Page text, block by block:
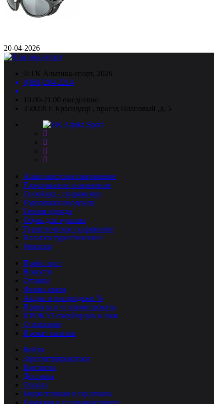
20-04-2026
© ГК Альпика-спорт, 2026
8(861)204-2214
10.00-21.00 ежедневно
350059 г. Краснодар , проезд Плановый ,д. 5
Альпинистское снаряжение
Горнолыжное снаряжение
Сноуборд - снаряжение
Горнолыжная одежда
Теплая одежда
Обувь для туризма
Туристическое снаряжение
Палатки туристические
Рюкзаки
Прайс-лист
Новости
Отзывы
Форма связи
Акции и распродажи %
Правила и условия проката
ПРОКАТ сноубордов и лыж
О магазине
Прокат палаток
Войти
Зарегистрироваться
Контакты
Доставка
Оплата
Бюджетникам и юр.лицам.